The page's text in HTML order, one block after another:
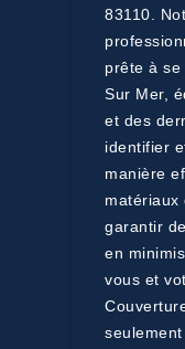
83110.
prête à
Sur Mer,
et des
identifier
manière
matériaux
garantir
en
vous et